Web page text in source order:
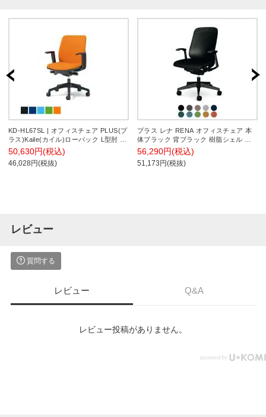
KD-HL67SL | オフィスチェア PLUS(プ
ラス)Kaile(カイル)ローバック L型肘 プ
ラス(PLUS)
50,630円(税込)
46,028円(税抜)
プラス レナ RENA オフィスチェア 本
体ブラック 背ブラック 樹脂シェル 樹
脂脚 固定肘付き ナイロンキャスター
日本製 KB-RN60SKL
56,290円(税込)
51,173円(税抜)
レビュー
質問する
レビュー Q&A
レビュー投稿がありません。